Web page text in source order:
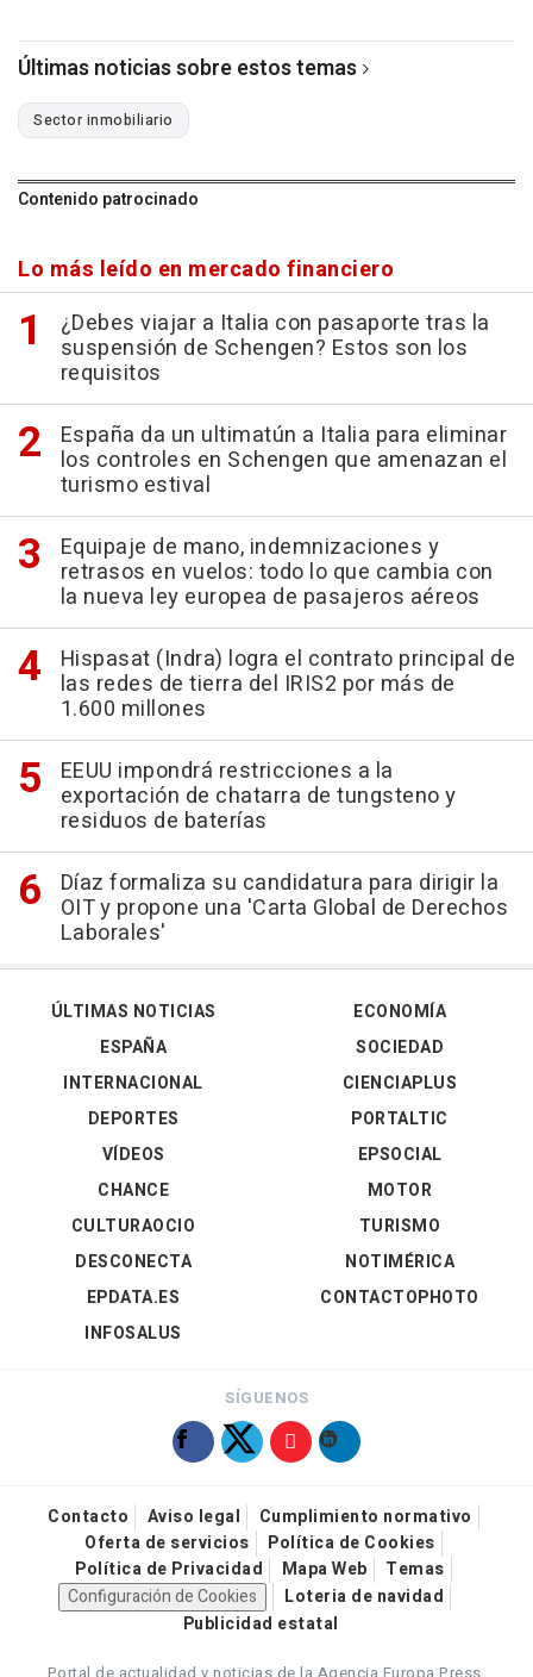
Últimas noticias sobre estos temas
Sector inmobiliario
Contenido patrocinado
Lo más leído en mercado financiero
¿Debes viajar a Italia con pasaporte tras la
suspensión de Schengen? Estos son los
requisitos
España da un ultimatún a Italia para eliminar
los controles en Schengen que amenazan el
turismo estival
Equipaje de mano, indemnizaciones y
retrasos en vuelos: todo lo que cambia con
la nueva ley europea de pasajeros aéreos
Hispasat (Indra) logra el contrato principal de
las redes de tierra del IRIS2 por más de
1.600 millones
EEUU impondrá restricciones a la
exportación de chatarra de tungsteno y
residuos de baterías
Díaz formaliza su candidatura para dirigir la
OIT y propone una 'Carta Global de Derechos
Laborales'
ÚLTIMAS NOTICIAS
ESPAÑA
INTERNACIONAL
DEPORTES
VÍDEOS
ECONOMÍA
SOCIEDAD
CIENCIAPLUS
PORTALTIC
EPSOCIAL
CHANCE
CULTURAOCIO
DESCONECTA
EPDATA.ES
INFOSALUS
MOTOR
TURISMO
NOTIMÉRICA
CONTACTOPHOTO
SÍGUENOS
Contacto Aviso legal
Cumplimiento normativo
Oferta de servicios
Política de Cookies
Política de Privacidad
Mapa Web
Temas
Configuración de Cookies
Loteria de navidad
Publicidad estatal